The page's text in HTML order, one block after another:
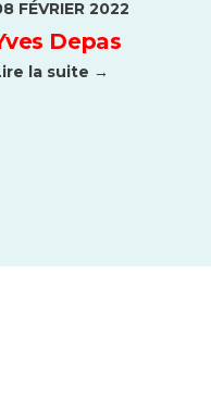
FÉVRIER 2022
Depas
la suite →